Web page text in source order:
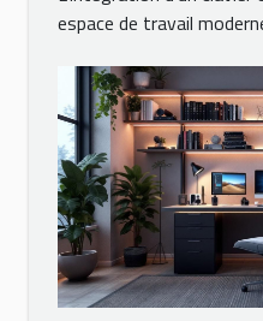
espace de travail